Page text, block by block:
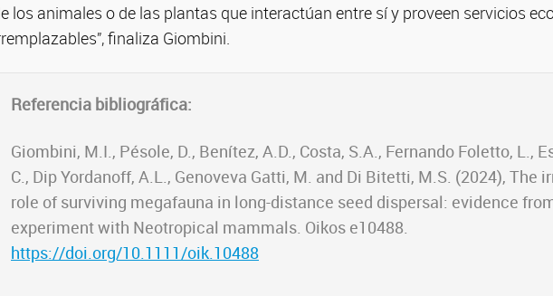
los animales o de las plantas que interactúan entre sí y proveen servicios
finaliza Giombini.
Referencia bibliográfica:
Giombini, M.I., Pésole, D., Benítez, A.D., Costa, S.A., Fernando Foletto, L.,
C., Dip Yordanoff, A.L., Genoveva Gatti, M. and Di Bitetti, M.S. (2024), The
role of surviving megafauna in long-distance seed dispersal: evidence
experiment with Neotropical mammals. Oikos e10488.
https://doi.org/10.1111/oik.10488